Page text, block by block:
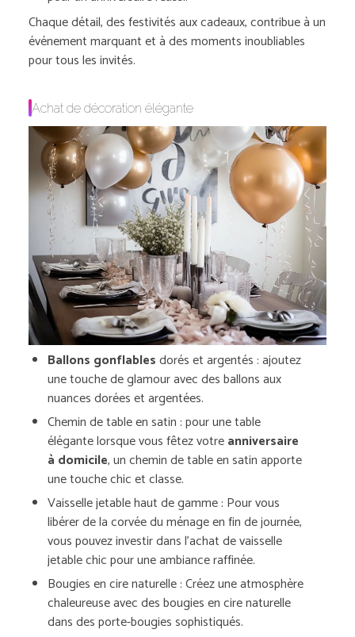
Chaque détail, des festivités aux cadeaux, contribue à un
événement marquant et à des moments inoubliables
pour tous les invités.
Achat de décoration élégante
Ballons gonflablesdorés et argentés : ajoutez
une touche de glamour avec des ballons aux
nuances dorées et argentées.
Chemin de table en satin : pour une table
élégante lorsque vous fêtez votreanniversaire
à domicile, un chemin de table en satin apporte
une touche chic et classe.
Vaisselle jetable haut de gamme : Pour vous
libérer de la corvée du ménage en fin de journée,
vous pouvez investir dans l’achat de vaisselle
jetable chic pour une ambiance raffinée.
Bougies en cire naturelle : Créez une atmosphère
chaleureuse avec des bougies en cire naturelle
dans des porte-bougies sophistiqués.